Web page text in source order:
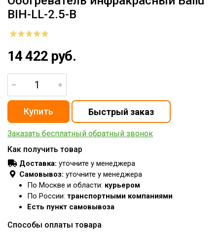
BIH-LL-2.5-B
14 422 руб.
Заказать бесплатный обратный звонок
Как получить товар
Доставка: уточните у менеджера
Самовывоз: уточните у менеджера
По Москве и области: курьером
По России: транспортными компаниями
Есть пункт самовывоза
Способы оплаты товара